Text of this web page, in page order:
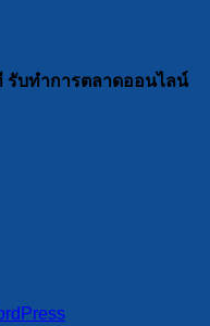
รับทำการตลาดออนไลน์